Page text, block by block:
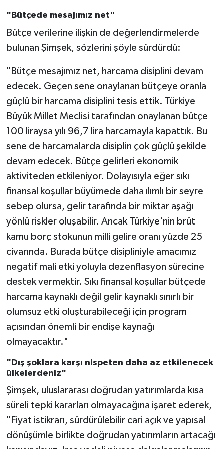
"Bütçede mesajımız net"
Bütçe verilerine ilişkin de değerlendirmelerde
bulunan Şimşek, sözlerini şöyle sürdürdü:
"Bütçe mesajımız net, harcama disiplini devam
edecek. Geçen sene onaylanan bütçeye oranla
güçlü bir harcama disiplini tesis ettik. Türkiye
Büyük Millet Meclisi tarafından onaylanan bütçe
100 liraysa yılı 96,7 lira harcamayla kapattık. Bu
sene de harcamalarda disiplin çok güçlü şekilde
devam edecek. Bütçe gelirleri ekonomik
aktiviteden etkileniyor. Dolayısıyla eğer sıkı
finansal koşullar büyümede daha ılımlı bir seyre
sebep olursa, gelir tarafında bir miktar aşağı
yönlü riskler oluşabilir. Ancak Türkiye'nin brüt
kamu borç stokunun milli gelire oranı yüzde 25
civarında. Burada bütçe disipliniyle amacımız
negatif mali etki yoluyla dezenflasyon sürecine
destek vermektir. Sıkı finansal koşullar bütçede
harcama kaynaklı değil gelir kaynaklı sınırlı bir
olumsuz etki oluşturabileceği için program
açısından önemli bir endişe kaynağı
olmayacaktır."
"Dış şoklara karşı nispeten daha az etkilenecek
ülkelerdeniz"
Şimşek, uluslararası doğrudan yatırımlarda kısa
süreli tepki kararları olmayacağına işaret ederek,
"Fiyat istikrarı, sürdürülebilir cari açık ve yapısal
dönüşümle birlikte doğrudan yatırımların artacağı